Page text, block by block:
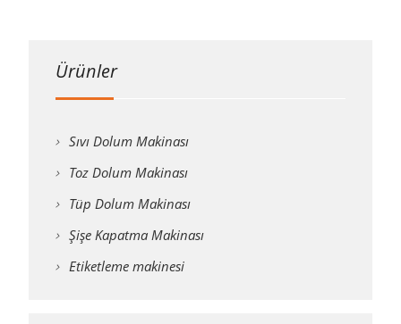
Ürünler
Sıvı Dolum Makinası
Toz Dolum Makinası
Tüp Dolum Makinası
Şişe Kapatma Makinası
Etiketleme makinesi